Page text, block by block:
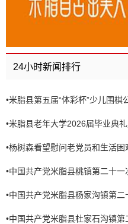
24小时新闻排行
•米脂县第五届“体彩杯”少儿围棋
•米脂县老年大学2026届毕业典
•杨树森看望慰问老党员和生活困
•中国共产党米脂县桃镇第二十一
•中国共产党米脂县杨家沟镇第
•中国共产党米脂县杜家石沟镇